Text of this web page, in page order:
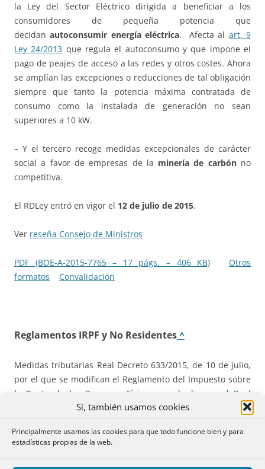
Sí, también usamos cookies
Principalmente usamos las cookies para que todo funcione bien y para
estadísticas propias de la web.
la Ley del Sector Eléctrico dirigida a beneficiar a los
consumidores de pequeña potencia que
decidanautoconsumir energía eléctrica. Afecta al art. 9
Ley 24/2013 que regula el autoconsumo y que impone el
pago de peajes de acceso a las redes y otros costes. Ahora
se amplían las excepciones o reducciones de tal obligación
siempre que tanto la potencia máxima contratada de
consumo como la instalada de generación no sean
superiores a 10 kW.
– Y el tercero recoge medidas excepcionales de carácter
social a favor de empresas de la minería de carbónno
competitiva.
El RDLey entró en vigor el 12 de julio de 2015.
Ver reseña Consejo de Ministros
PDF (BOE-A-2015-7765 – 17 págs. – 406 KB)
Otros
formatos
Convalidación
Reglamentos IRPF y No Residentes^
Medidas tributarias Real Decreto 633/2015, de 10 de julio,
por el que se modifican el Reglamento del Impuesto sobre
la Renta de las Personas Físicas, aprobado por el Real
Decreto 439/2007, de 30 de marzo, y el Reglamento del
elReal Decreto 1776/2004, de 30 de julio .
Este real decreto afecta ados reglamentos, el del IRPF y el